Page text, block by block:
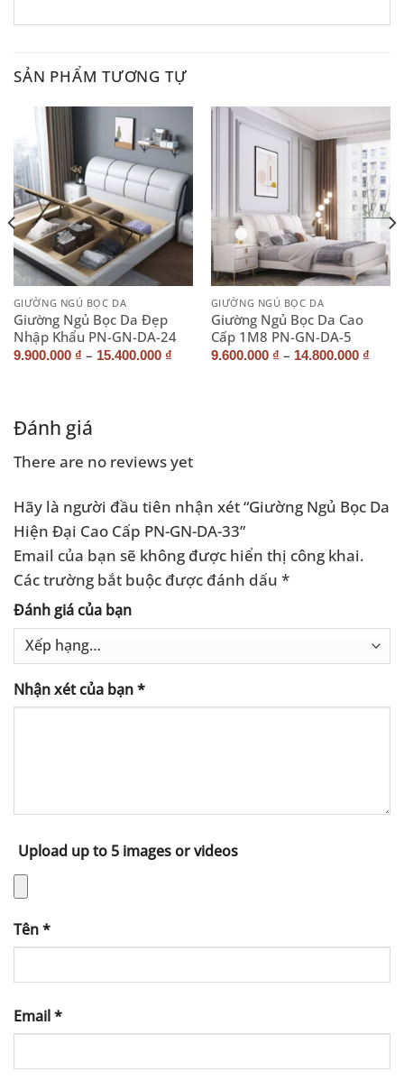
SẢN PHẨM TƯƠNG TỰ
GIƯỜNG NGỦ BỌC DA
Giường Ngủ Bọc Da Đẹp
Nhập Khẩu PN-GN-DA-24
9.900.000 ₫ – 15.400.000 ₫
GIƯỜNG NGỦ BỌC DA
Giường Ngủ Bọc Da Cao
Cấp 1M8 PN-GN-DA-5
9.600.000 ₫ – 14.800.000 ₫
Đánh giá
There are no reviews yet
Hãy là người đầu tiên nhận xét “Giường Ngủ Bọc Da
Hiện Đại Cao Cấp PN-GN-DA-33”
Email của bạn sẽ không được hiển thị công khai.
Các trường bắt buộc được đánh dấu *
Đánh giá của bạn
Nhận xét của bạn*
Upload up to 5 images or videos
Tên*
Email*